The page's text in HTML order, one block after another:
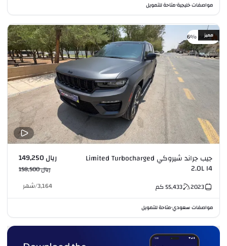
مواصفات خليجية•متاحة للتمويل
خصم %6مميز
جيب جراند شيروكي Limited Turbocharged
2.0L I4
ريال 149,250
ريال 158,500
2023
55,433كم 3,164
/شهر
مواصفات سعودي•متاحة للتمويل